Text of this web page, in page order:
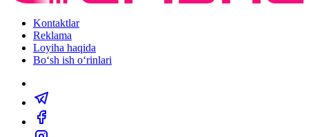
Kontaktlar
Reklama
Loyiha haqida
Bo‘sh ish o‘rinlari